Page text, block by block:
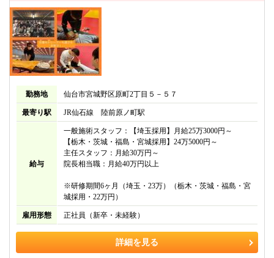
詳細を見る
勤務地 仙台市宮城野区原町2丁目５－５７
最寄り駅 JR仙石線 陸前原ノ町駅
給与
一般施術スタッフ：【埼玉採用】月給25万3000円～
【栃木・茨城・福島・宮城採用】24万5000円～
主任スタッフ：月給30万円～
院長相当職：月給40万円以上
※研修期間6ヶ月（埼玉・23万）（栃木・茨城・福島・宮
城採用・22万円）
雇用形態 正社員（新卒・未経験）